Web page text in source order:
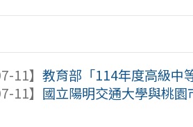
11】教育部「114年度高級中
11】 國立陽明交通大學與桃